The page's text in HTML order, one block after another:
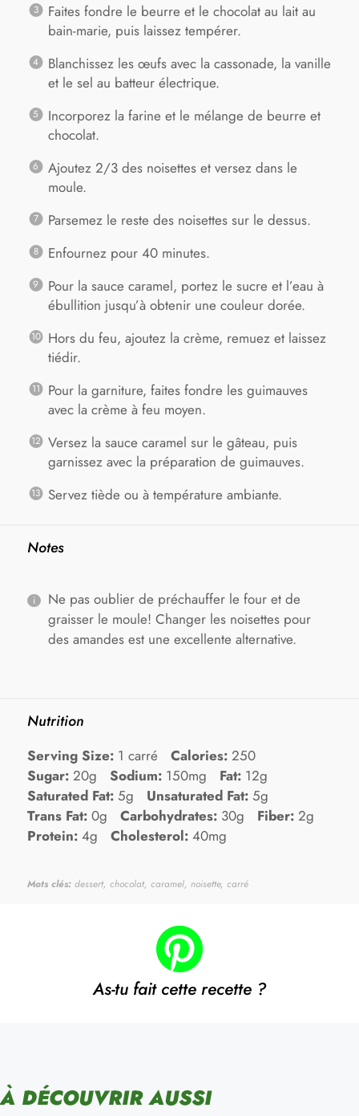
Faites fondre le beurre et le chocolat au lait au
bain-marie, puis laissez tempérer.
Blanchissez les œufs avec la cassonade, la vanille
et le sel au batteur électrique.
Incorporez la farine et le mélange de beurre et
chocolat.
Ajoutez 2/3 des noisettes et versez dans le
moule.
Parsemez le reste des noisettes sur le dessus.
Enfournez pour 40 minutes.
Pour la sauce caramel, portez le sucre et l’eau à
ébullition jusqu’à obtenir une couleur dorée.
Hors du feu, ajoutez la crème, remuez et laissez
tiédir.
Pour la garniture, faites fondre les guimauves
avec la crème à feu moyen.
Versez la sauce caramel sur le gâteau, puis
garnissez avec la préparation de guimauves.
Servez tiède ou à température ambiante.
Notes
Ne pas oublier de préchauffer le four et de
graisser le moule! Changer les noisettes pour
des amandes est une excellente alternative.
Nutrition
Serving Size: 1 carré Calories: 250
Sugar: 20g Sodium: 150mg Fat: 12g
Saturated Fat: 5g Unsaturated Fat: 5g
Trans Fat: 0g Carbohydrates: 30g Fiber: 2g
Protein: 4g Cholesterol: 40mg
Mots clés: dessert, chocolat, caramel, noisette, carré
As-tu fait cette recette ?
À DÉCOUVRIR AUSSI